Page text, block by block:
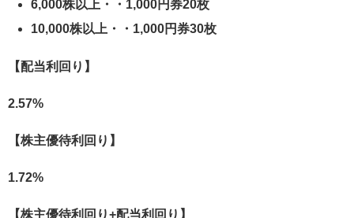
6,000株以上・・1,000円券20枚
10,000株以上・・1,000円券30枚
【配当利回り】
2.57%
【株主優待利回り】
1.72%
【株主優待利回り+配当利回り】